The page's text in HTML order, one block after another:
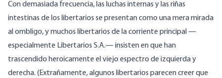
Con demasiada frecuencia, las luchas internas y las riñas
intestinas de los libertarios se presentan como una mera mirada
al ombligo, y muchos libertarios de la corriente principal —
especialmente Libertarios S.A.— insisten en que han
trascendido heroicamente el viejo espectro de izquierda y
derecha. (Extrañamente, algunos libertarios parecen creer que